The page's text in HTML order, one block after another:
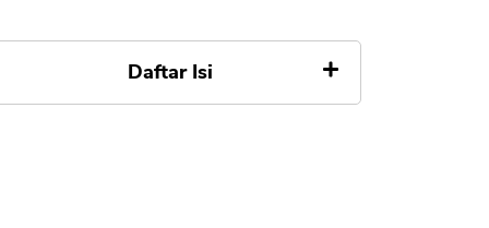
Daftar Isi